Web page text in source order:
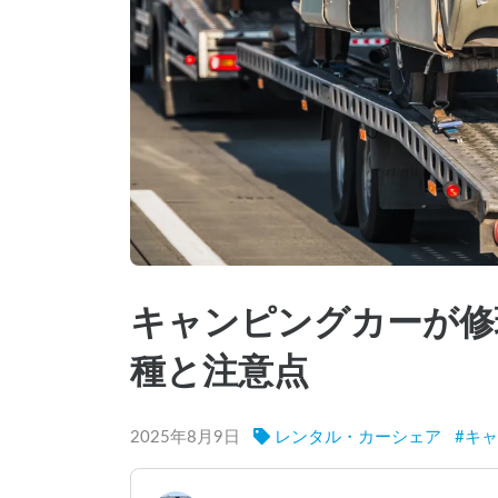
キャンピングカーが
種と注意点
2025年8月9日 レンタル・カーシェア #キ